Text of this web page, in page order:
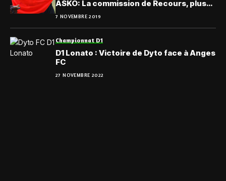
ASKO: La commission de Recours, plus
clémente
7 NOVEMBRE 2019
Championnat D1
D1 Lonato : Victoire de Dyto face à Anges
FC
27 NOVEMBRE 2022